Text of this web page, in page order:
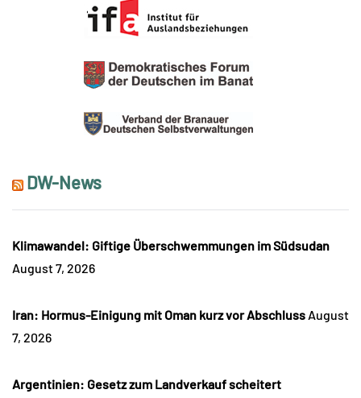
DW-News
Klimawandel: Giftige Überschwemmungen im Südsudan
August 7, 2026
Iran: Hormus-Einigung mit Oman kurz vor Abschluss August
7, 2026
Argentinien: Gesetz zum Landverkauf scheitert